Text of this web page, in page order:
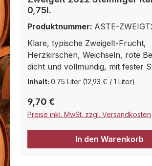
0,75l.
Produktnummer: ASTE-
Klare, typische Zweigelt-Frucht,
Herzkirschen, Weichseln, rote
dicht und vollmundig, mit fester
reifen, mürben Tanninen, solide,
Partner von Fleisch- und
Pasta auf Fleischbasis
Rindfleisch. Am Gaumen,
und weich, ein Hochgenuss
Inhalt: 0.75 Liter (12,93 € / 1 Liter)
Regulärer Preis:
9,70 €
Preise inkl. MwSt. zzgl. Versandkosten
In den Warenkorb